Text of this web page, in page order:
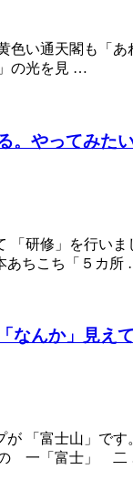
色い通天閣も「
の光を見 …
。やってみた
「研修」を行い
あちこち「５カ所
なんか」見え
が 「富士山」で
の 一「富士」